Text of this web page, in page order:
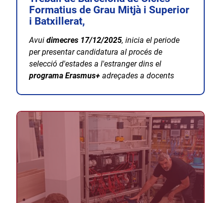
Formatius de Grau Mitjà i Superior
i Batxillerat,
Avuidimecres 17/12/2025, inicia el periode
per presentar candidatura al procés de
selecció d'estades a l'estranger dins el
programa Erasmus+ adreçades a docents